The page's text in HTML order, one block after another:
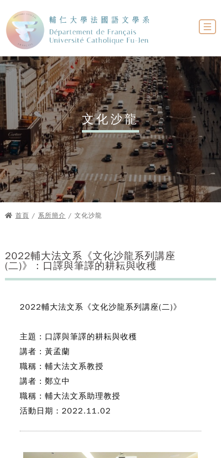
文化沙龍
首頁 / 系所簡介 / 文化沙龍
2022輔大法文系《文化沙龍系列講座
(二)》：口譯與筆譯的耕耘與收穫
2022輔大法文系《文化沙龍系列講座(二)》
主題：口譯與筆譯的耕耘與收穫
講者：黃孟蘭
職稱：輔大法文系教授
講者：鄭立中
職稱：輔大法文系助理教授
活動日期：2022.11.02